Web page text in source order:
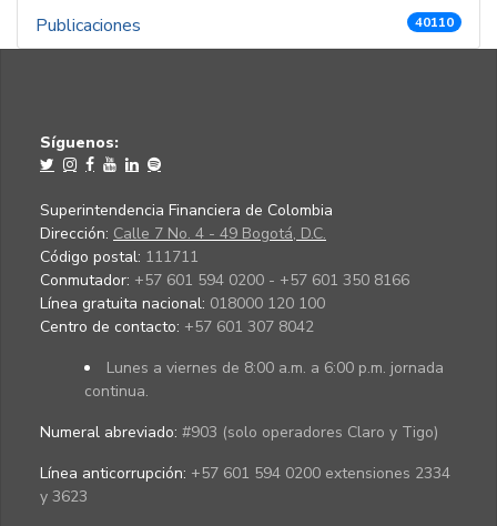
Publicaciones 40110
Síguenos:
Superintendencia Financiera de Colombia
Dirección: Calle 7 No. 4 - 49 Bogotá, D.C.
Código postal: 111711
Conmutador: +57 601 594 0200 - +57 601 350 8166
Línea gratuita nacional: 018000 120 100
Centro de contacto: +57 601 307 8042
Lunes a viernes de 8:00 a.m. a 6:00 p.m. jornada
continua.
Numeral abreviado: #903 (solo operadores Claro y Tigo)
Línea anticorrupción: +57 601 594 0200 extensiones 2334
y 3623